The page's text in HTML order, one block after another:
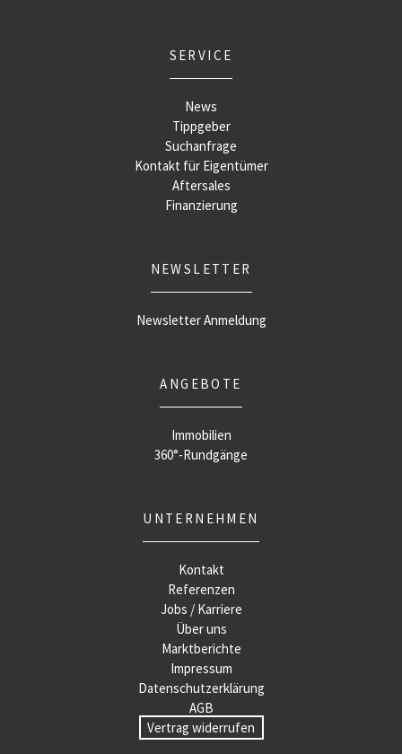
SERVICE
News
Tippgeber
Suchanfrage
Kontakt für Eigentümer
Aftersales
Finanzierung
NEWSLETTER
Newsletter Anmeldung
ANGEBOTE
Immobilien
360°-Rundgänge
UNTERNEHMEN
Kontakt
Referenzen
Jobs / Karriere
Über uns
Marktberichte
Impressum
Datenschutzerklärung
AGB
Vertrag widerrufen